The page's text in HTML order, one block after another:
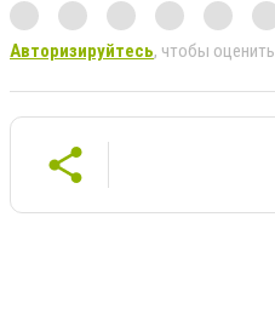
Авторизируйтесь, чтобы оценить